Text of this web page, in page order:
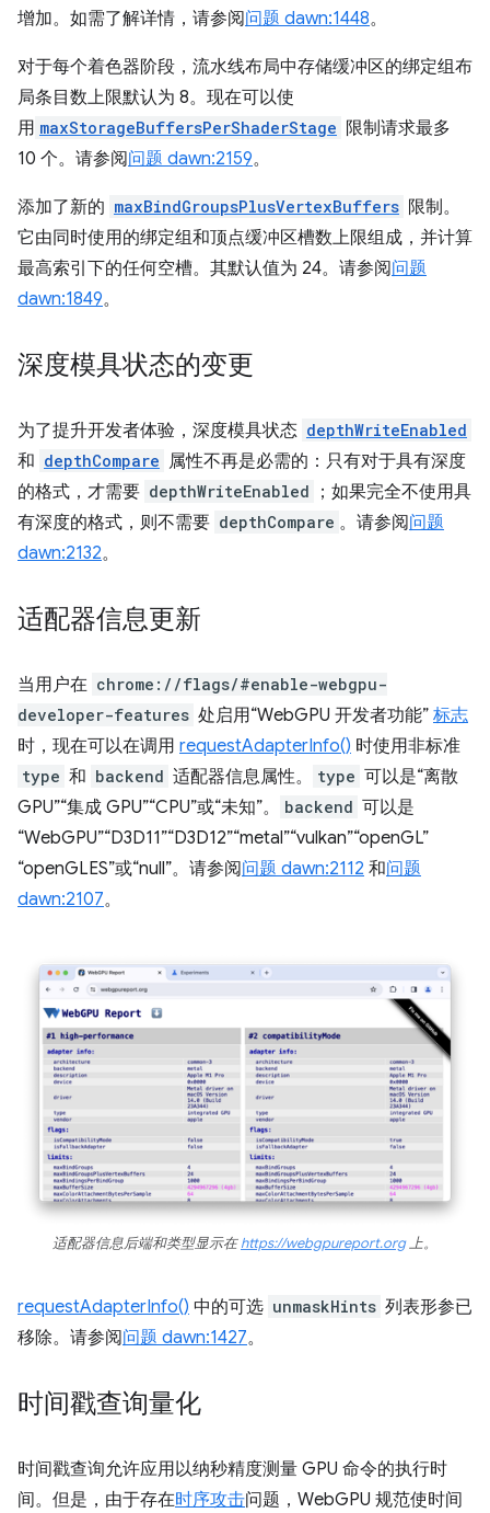
增加。如需了解详情，请参阅问题 dawn:1448。
对于每个着色器阶段，流水线布局中存储缓冲区的绑定组布
局条目数上限默认为 8。现在可以使
用 maxStorageBuffersPerShaderStage 限制请求最多
10 个。请参阅问题 dawn:2159。
添加了新的 maxBindGroupsPlusVertexBuffers 限制。
它由同时使用的绑定组和顶点缓冲区槽数上限组成，并计算
最高索引下的任何空槽。其默认值为 24。请参阅问题
dawn:1849。
深度模具状态的变更
为了提升开发者体验，深度模具状态 depthWriteEnabled
和 depthCompare 属性不再是必需的：只有对于具有深度
的格式，才需要 depthWriteEnabled
；如果完全不使用具
有深度的格式，则不需要 depthCompare 。请参阅问题
dawn:2132。
适配器信息更新
当用户在 chrome://flags/#enable-webgpu-
developer-features 处启用“WebGPU 开发者功能” 标志
时，现在可以在调用 requestAdapterInfo() 时使用非标准
type 和 backend 适配器信息属性。 type 可以是“离散
GPU”“集成 GPU”“CPU”或“未知”。
backend 可以是
“WebGPU”“D3D11”“D3D12”“metal”“vulkan”“openGL”
“openGLES”或“null”。请参阅问题 dawn:2112 和问题
dawn:2107。
适配器信息后端和类型显示在https://webgpureport.org上。
requestAdapterInfo() 中的可选 unmaskHints 列表形参已
移除。请参阅问题 dawn:1427。
时间戳查询量化
时间戳查询允许应用以纳秒精度测量 GPU 命令的执行时
间。但是，由于存在时序攻击问题，WebGPU 规范使时间